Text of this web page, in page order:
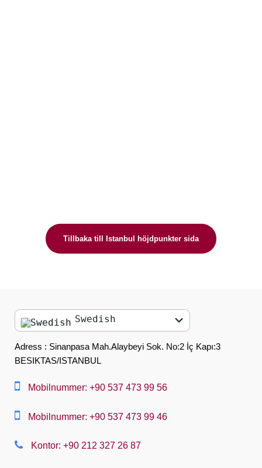
Tillbaka till Istanbul höjdpunkter sida
Swedish
English
العربية
中文
Adress : Sinanpasa Mah.Alaybeyi Sok. No:2 İç Kapı:3
BESIKTAS/ISTANBUL
Mobilnummer: +90 537 473 99 56
Mobilnummer: +90 537 473 99 46
Kontor: +90 212 327 26 87